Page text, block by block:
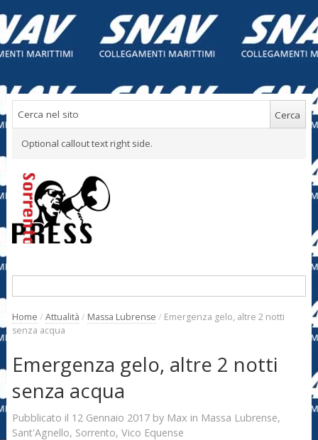
Optional callout text right side.
Home / Attualità / Massa Lubrense / Emergenza gelo, altre 2 notti
senza acqua
Emergenza gelo, altre 2 notti
senza acqua
Pubblicato il 12 Gennaio 2017by Max in Massa Lubrense,
Sant'Agnello, Sorrento, Vico Equense